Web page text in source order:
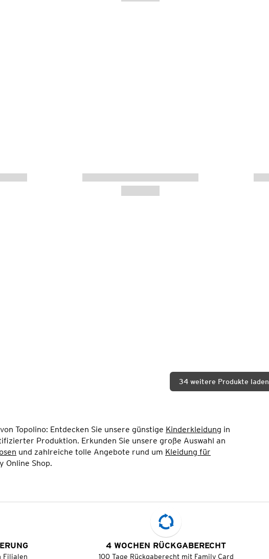
34 weitere Produkte laden
Topolino: Entdecken Sie unsere günstige Kinderkleidung in
Produktion. Erkunden Sie unsere große Auswahl an
und zahlreiche tolle Angebote rund um Kleidung für
Online Shop.
Filialen
4 WOCHEN RÜCKGABERECHT
100 Tage Rückgaberecht mit Family Card